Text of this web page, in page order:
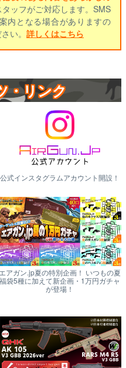
ッフがご対応します。SMS
内となる場合がありますの
い。 詳しくはこちら
・リンク
公式インスタグラムアカウント開設！
エアガン.jp夏の特別企画！ いつもの夏
福袋5種に加えて新企画・1万円ガチャ
が登場！